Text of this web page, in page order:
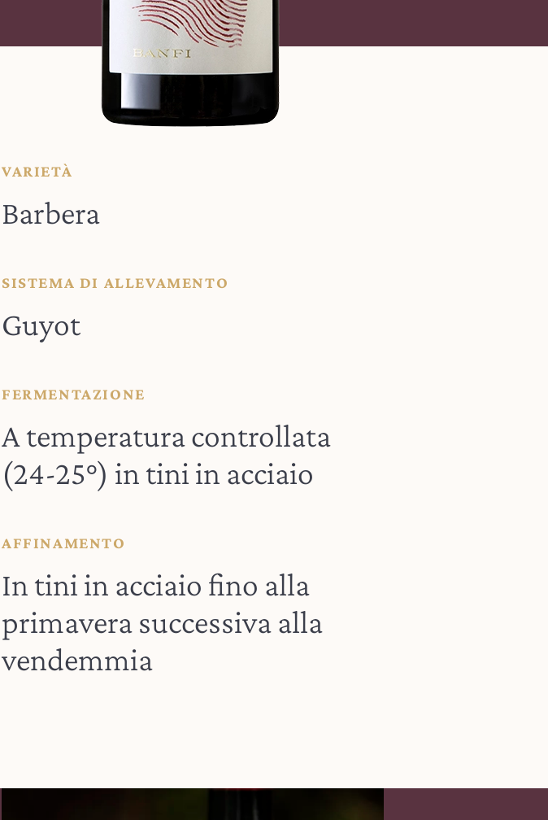
VARIETÀ
Barbera
SISTEMA DI ALLEVAMENTO
Guyot
FERMENTAZIONE
A temperatura controllata
(24-25°) in tini in acciaio
AFFINAMENTO
In tini in acciaio fino alla
primavera successiva alla
vendemmia